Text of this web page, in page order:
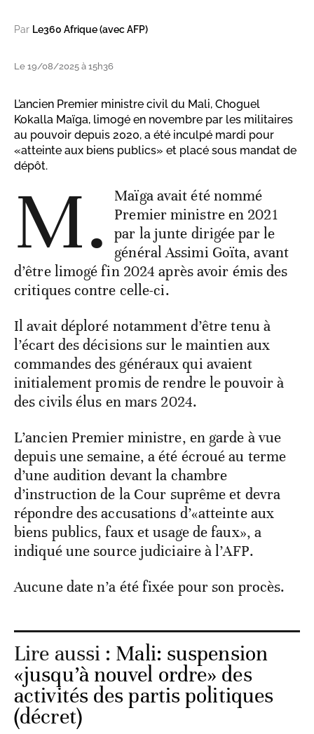
Par Le360 Afrique (avec AFP)
Le 19/08/2025 à 15h36
L’ancien Premier ministre civil du Mali, Choguel
Kokalla Maïga, limogé en novembre par les militaires
au pouvoir depuis 2020, a été inculpé mardi pour
«atteinte aux biens publics» et placé sous mandat de
dépôt.
M.
Maïga avait été nommé
Premier ministre en 2021
par la junte dirigée par le
général Assimi Goïta, avant
d’être limogé fin 2024 après avoir émis des
critiques contre celle-ci.
Il avait déploré notamment d’être tenu à
l’écart des décisions sur le maintien aux
commandes des généraux qui avaient
initialement promis de rendre le pouvoir à
des civils élus en mars 2024.
L’ancien Premier ministre, en garde à vue
depuis une semaine, a été écroué au terme
d’une audition devant la chambre
d’instruction de la Cour suprême et devra
répondre des accusations d’«atteinte aux
biens publics, faux et usage de faux», a
indiqué une source judiciaire à l’AFP.
Aucune date n’a été fixée pour son procès.
Lire aussi : Mali: suspension
«jusqu’à nouvel ordre» des
activités des partis politiques
(décret)